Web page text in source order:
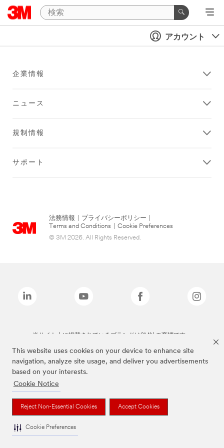
This website uses cookies on your device to enhance site
navigation, analyze site usage, and deliver you advertisements
based on your interests.
Cookie Notice
Reject Non-Essential Cookies Accept Cookies
Cookie Preferences
アカウント
企業情報
ニュース
規制情報
サポート
法務情報 プライバシーポリシー
Terms and Conditions
Cookie Preferences
© 3M 2026. All Rights Reserved.
当サイト上に掲載されているブランドは3M社の商標です。